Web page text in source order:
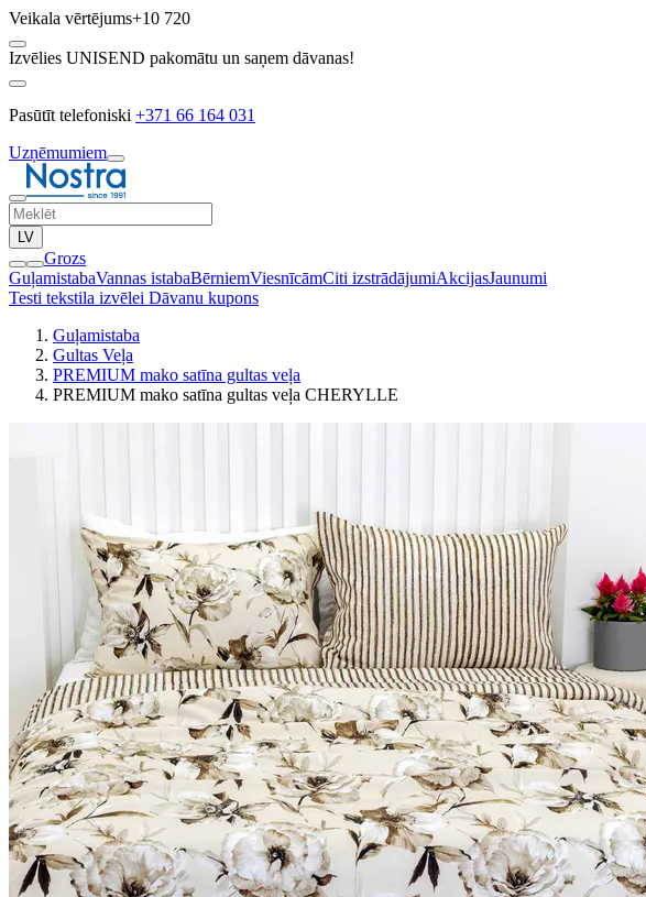
Veikala vērtējums+10 720
Izvēlies UNISEND pakomātu un saņem dāvanas!
Pasūtīt telefoniski +371 66 164 031
Uzņēmumiem
LV
Grozs
GuļamistabaVannas istabaBērniemViesnīcāmCiti izstrādājumiAkcijasJaunumi
Testi tekstila izvēlei Dāvanu kupons
Guļamistaba
Gultas Veļa
PREMIUM mako satīna gultas veļa
PREMIUM mako satīna gultas veļa CHERYLLE